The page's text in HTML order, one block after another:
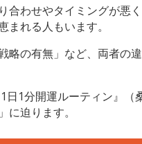
わせやタイミングが悪
れる人もいます。
略の有無」など、両者の
1分開運ルーティン』（
迫ります。